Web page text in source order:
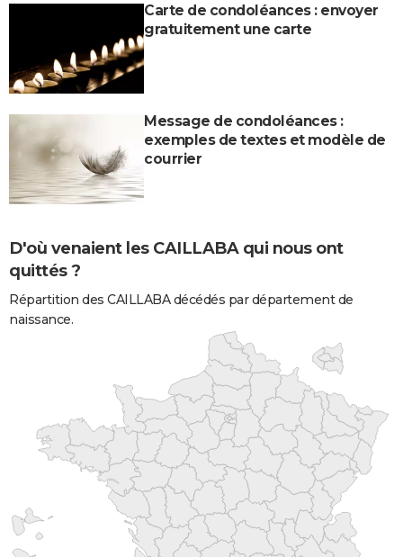
Carte de condoléances : envoyer
gratuitement une carte
Message de condoléances :
exemples de textes et modèle de
courrier
D'où venaient les CAILLABA qui nous ont
quittés ?
Répartition des CAILLABA décédés par département de
naissance.